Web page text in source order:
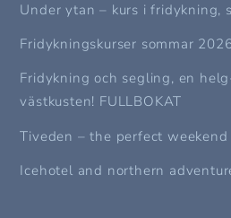
Under ytan – kurs i fridykning,
Fridykningskurser sommar 2026
Fridykning och segling, en
västkusten! FULLBOKAT
Tiveden – the perfect
Icehotel and northern